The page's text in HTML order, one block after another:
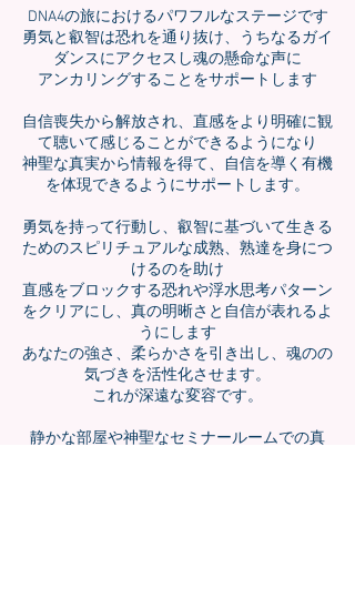
DNA4の旅におけるパワフルなステージです
勇気と叡智は恐れを通り抜け、うちなるガイ
ダンスにアクセスし魂の懸命な声に
アンカリングすることをサポートします
自信喪失から解放され、直感をより明確に観
て聴いて感じることができるようになり
神聖な真実から情報を得て、自信を導く有機
を体現できるようにサポートします。
勇気を持って行動し、叡智に基づいて生きる
ためのスピリチュアルな成熟、熟達を身につ
けるのを助け
直感をブロックする恐れや浮水思考パターン
をクリアにし、真の明晰さと自信が表れるよ
うにします
あなたの強さ、柔らかさを引き出し、魂のの
気づきを活性化させます。
これが深遠な変容です。
静かな部屋や神聖なセミナールームでの真